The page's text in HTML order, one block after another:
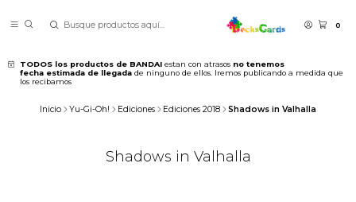
0
TODOS los productos de BANDAI estan con atrasos no tenemos
fecha estimada de llegada de ninguno de ellos. Iremos publicando a medida que
los recibamos
Inicio Yu-Gi-Oh! Ediciones Ediciones 2018 Shadows in Valhalla
Shadows in Valhalla